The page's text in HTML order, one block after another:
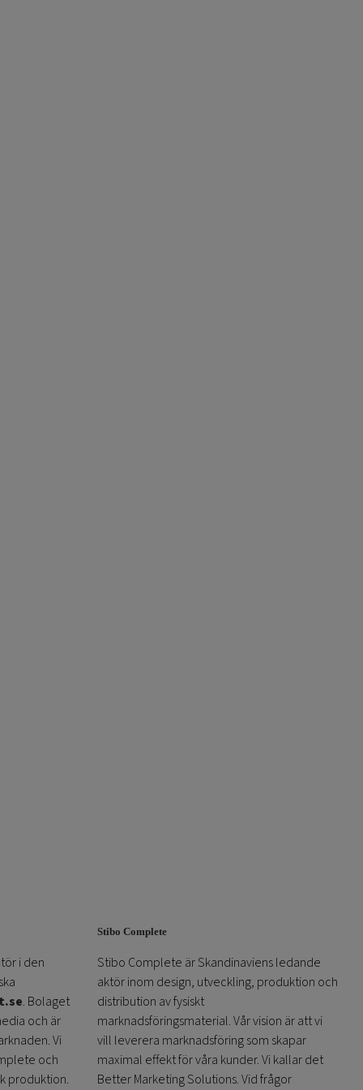
i den
. Bolaget
och är
Vi
och
produktion.
Stibo Complete
Stibo Complete är Skandinaviens ledande
aktör inom design, utveckling, produktion och
distribution av fysiskt
marknadsföringsmaterial. Vår vision är att vi
vill leverera marknadsföring som skapar
maximal effekt för våra kunder. Vi kallar det
Better Marketing Solutions. Vid frågor